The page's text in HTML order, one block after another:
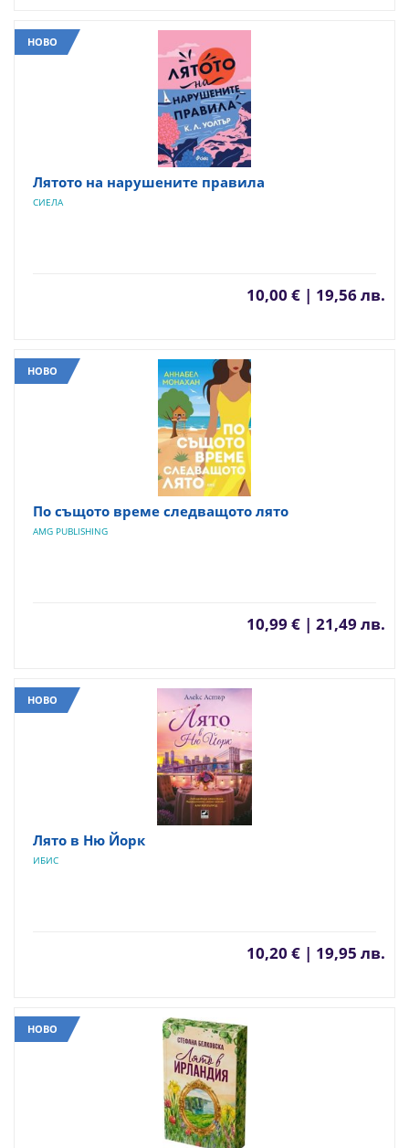
НОВО
Лятото на нарушените правила
СИЕЛА
10,00 € | 19,56 лв.
НОВО
По същото време следващото лято
AMG PUBLISHING
10,99 € | 21,49 лв.
НОВО
Лято в Ню Йорк
ИБИС
10,20 € | 19,95 лв.
НОВО